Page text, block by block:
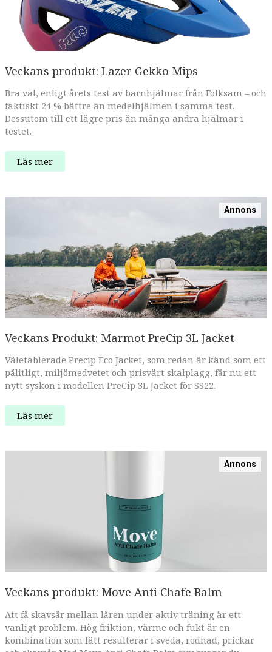
Veckans produkt: Lazer Gekko Mips
Bra val, enligt årets test av barnhjälmar från Folksam – och
faktiskt 24 % bättre än medelhjälmen i samma test.
Dessutom till ett lägre pris än många andra hjälmar i
testet.
Veckans
produkt:
Mips
Läs mer
Annons
Veckans Produkt: Marmot PreCip 3L Jacket
Väletablerade Precip Eco Jacket, som redan är känd som ett
pålitligt, miljömedvetet och prisvärt skalplagg, får nu ett
nytt syskon i modellen PreCip 3L Jacket för SS22.
Veckans
Produkt:
3L
Läs mer
Annons
Veckans produkt: Move Anti Chafe Balm
Att få skavsår mellan låren under aktiv träning är ett
vanligt problem. Hög friktion, värme och fukt är en
kombination som lätt resulterar i sveda, rodnad, prickar